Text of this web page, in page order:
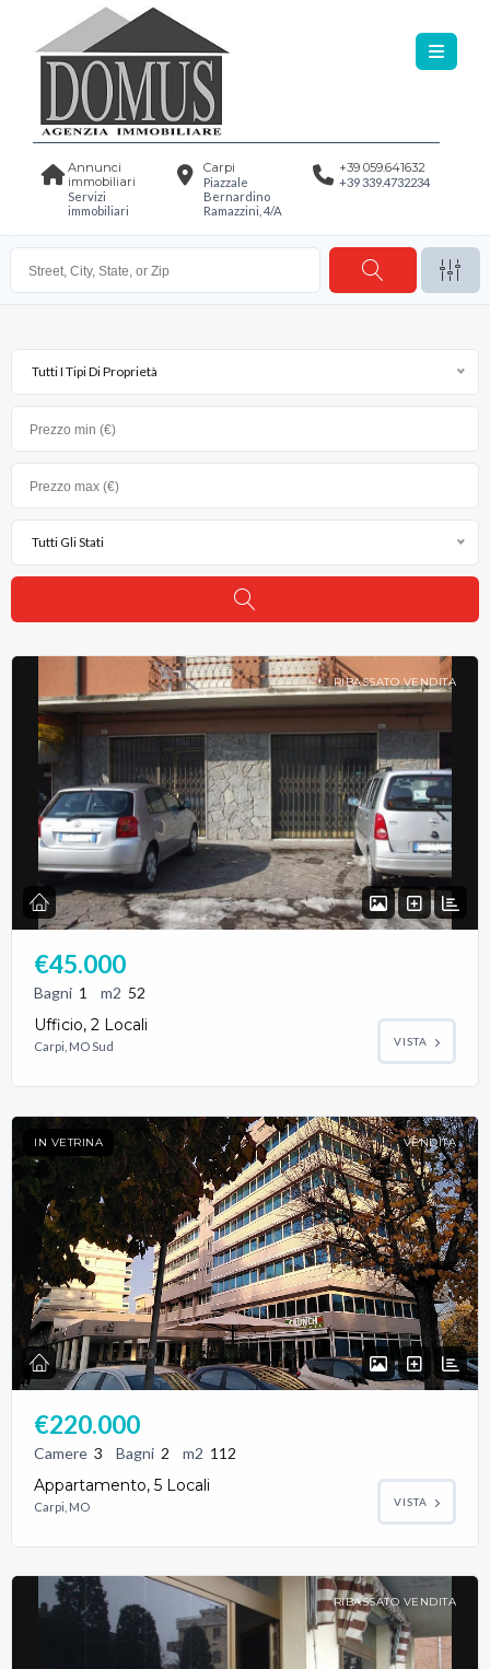
Annunci
immobiliari
Servizi
immobiliari
Carpi
Piazzale
Bernardino
Ramazzini, 4/A
+39 059.641632
+39 339.4732234
Tutti I Tipi Di Proprietà
Tutti Gli Stati
RIBASSATO VENDITA
€45.000
Bagni 1 m2 52
Ufficio, 2 Locali
Carpi, MO Sud VISTA
IN VETRINA VENDITA
€220.000
Camere 3 Bagni 2 m2 112
Appartamento, 5 Locali
Carpi, MO VISTA
RIBASSATO VENDITA